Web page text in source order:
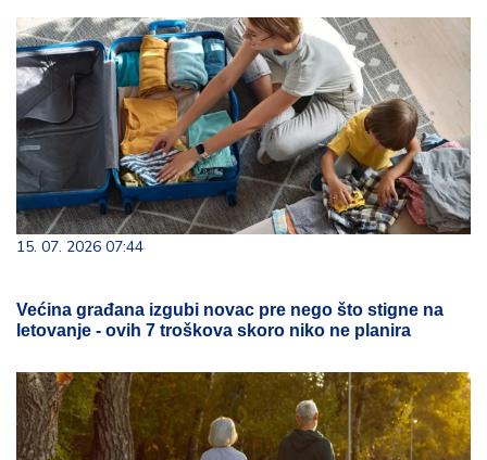
15. 07. 2026 07:44
Većina građana izgubi novac pre nego što stigne na
letovanje - ovih 7 troškova skoro niko ne planira